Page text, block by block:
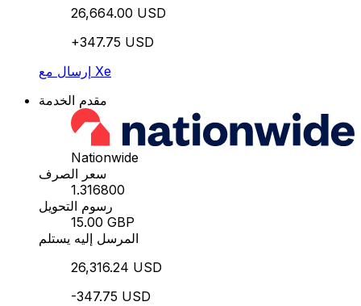
26,664.00 USD
+347.75 USD
إرسال مع Xe
مقدم الخدمة
Nationwide
سعر الصرف
1.316800
رسوم التحويل
15.00 GBP
المرسل إليه يستلم
26,316.24 USD
-347.75 USD